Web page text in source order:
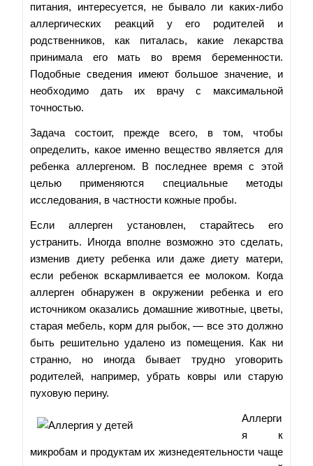
питания, интересуется, не бывало ли каких-либо
аллергических реакций у его родителей и
родственников, как питалась, какие лекарства
принимала его мать во время беременности.
Подобные сведения имеют большое значение, и
необходимо дать их врачу с максимальной
точностью.
Задача состоит, прежде всего, в том, чтобы
определить, какое именно вещество является для
ребенка аллергеном. В последнее время с этой
целью применяются специальные методы
исследования, в частности кожные пробы.
Если аллерген установлен, старайтесь его
устранить. Иногда вполне возможно это сделать,
изменив диету ребенка или даже диету матери,
если ребенок вскармливается ее молоком. Когда
аллерген обнаружен в окружении ребенка и его
источником оказались домашние животные, цветы,
старая мебель, корм для рыбок, — все это должно
быть решительно удалено из помещения. Как ни
странно, но иногда бывает трудно уговорить
родителей, например, убрать ковры или старую
пуховую перину.
Аллерги
я к
микробам и продуктам их жизнедеятельности чаще